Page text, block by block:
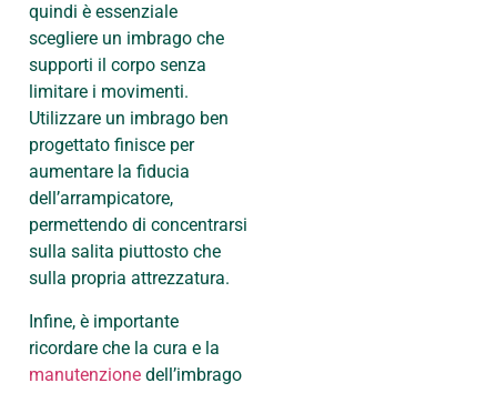
quindi è essenziale
scegliere un imbrago che
supporti il corpo senza
limitare i movimenti.
Utilizzare un imbrago ben
progettato finisce per
aumentare la fiducia
dell’arrampicatore,
permettendo di concentrarsi
sulla salita piuttosto che
sulla propria attrezzatura.
Infine, è importante
ricordare che la cura e la
manutenzione dell’imbrago